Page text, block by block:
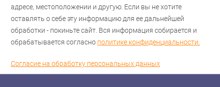
адресе, местоположении и другую. Если вы не хотите
оставлять о себе эту информацию для ее дальнейшей
обработки - покиньте сайт. Вся информация собирается и
обрабатывается согласно политике конфиденциальности.
Согласие на обработку персональных данных